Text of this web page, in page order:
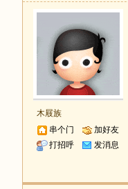
木屐族
串个门
加好友
打招呼
发消息